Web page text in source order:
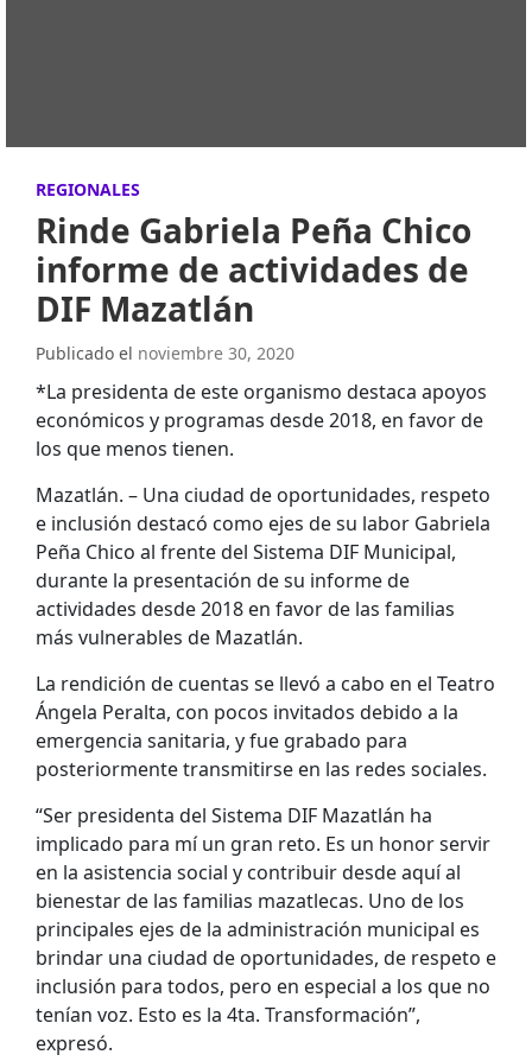
REGIONALES
Rinde Gabriela Peña Chico
informe de actividades de
DIF Mazatlán
Publicado el noviembre 30, 2020
*La presidenta de este organismo destaca apoyos
económicos y programas desde 2018, en favor de
los que menos tienen.
Mazatlán. – Una ciudad de oportunidades, respeto
e inclusión destacó como ejes de su labor Gabriela
Peña Chico al frente del Sistema DIF Municipal,
durante la presentación de su informe de
actividades desde 2018 en favor de las familias
más vulnerables de Mazatlán.
La rendición de cuentas se llevó a cabo en el Teatro
Ángela Peralta, con pocos invitados debido a la
emergencia sanitaria, y fue grabado para
posteriormente transmitirse en las redes sociales.
“Ser presidenta del Sistema DIF Mazatlán ha
implicado para mí un gran reto. Es un honor servir
en la asistencia social y contribuir desde aquí al
bienestar de las familias mazatlecas. Uno de los
principales ejes de la administración municipal es
brindar una ciudad de oportunidades, de respeto e
inclusión para todos, pero en especial a los que no
tenían voz. Esto es la 4ta. Transformación”,
expresó.